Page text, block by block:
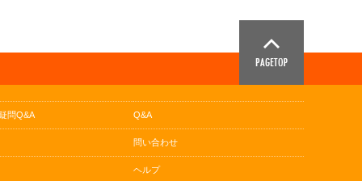
問Q&A Q&A
問い合わせ
ヘルプ